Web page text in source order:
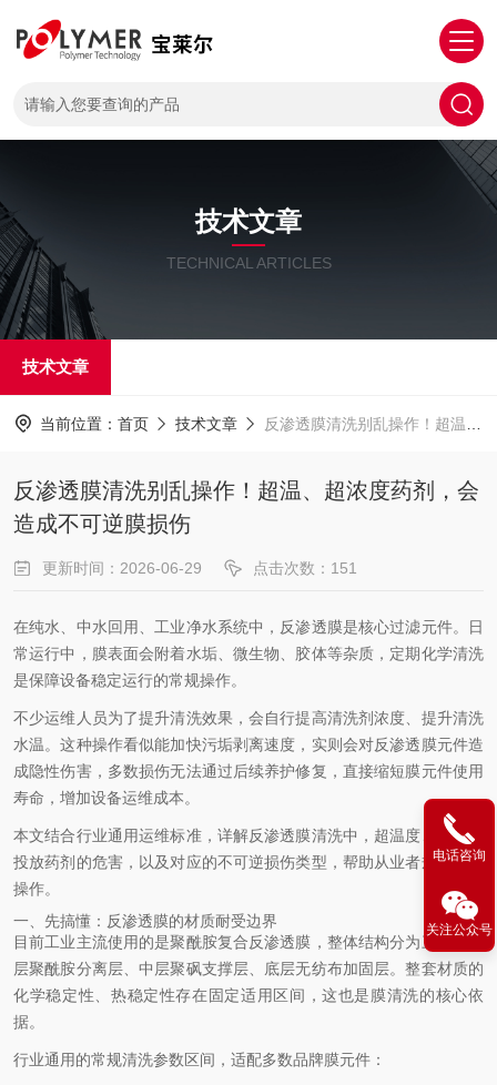
技术文章
TECHNICAL ARTICLES
技术文章
当前位置： 首页 技术文章 反渗透膜清洗别乱操作！超温、超浓度药剂，会造成不可逆膜损伤
反渗透膜清洗别乱操作！超温、超浓度药剂，会
造成不可逆膜损伤
更新时间：2026-06-29 点击次数：151
在纯水、中水回用、工业净水系统中，反渗透膜是核心过滤元件。日
常运行中，膜表面会附着水垢、微生物、胶体等杂质，定期化学清洗
是保障设备稳定运行的常规操作。
不少运维人员为了提升清洗效果，会自行提高清洗剂浓度、提升清洗
水温。这种操作看似能加快污垢剥离速度，实则会对反渗透膜元件造
成隐性伤害，多数损伤无法通过后续养护修复，直接缩短膜元件使用
寿命，增加设备运维成本。
本文结合行业通用运维标准，详解反渗透膜清洗中，超温度、超浓度
投放药剂的危害，以及对应的不可逆损伤类型，帮助从业者规范清洗
操作。
一、先搞懂：反渗透膜的材质耐受边界
目前工业主流使用的是聚酰胺复合反渗透膜，整体结构分为三层：表
层聚酰胺分离层、中层聚砜支撑层、底层无纺布加固层。整套材质的
化学稳定性、热稳定性存在固定适用区间，这也是膜清洗的核心依
据。
行业通用的常规清洗参数区间，适配多数品牌膜元件：
电话咨询
关注公众号